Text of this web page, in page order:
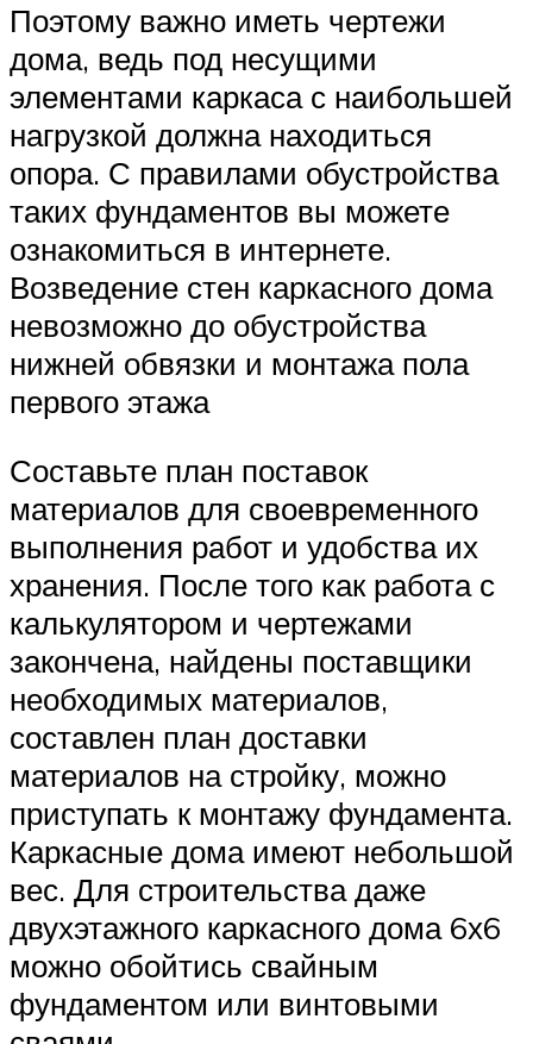
Поэтому важно иметь чертежи
дома, ведь под несущими
элементами каркаса с наибольшей
нагрузкой должна находиться
опора. С правилами обустройства
таких фундаментов вы можете
ознакомиться в интернете.
Возведение стен каркасного дома
невозможно до обустройства
нижней обвязки и монтажа пола
первого этажа
Составьте план поставок
материалов для своевременного
выполнения работ и удобства их
хранения. После того как работа с
калькулятором и чертежами
закончена, найдены поставщики
необходимых материалов,
составлен план доставки
материалов на стройку, можно
приступать к монтажу фундамента.
Каркасные дома имеют небольшой
вес. Для строительства даже
двухэтажного каркасного дома 6х6
можно обойтись свайным
фундаментом или винтовыми